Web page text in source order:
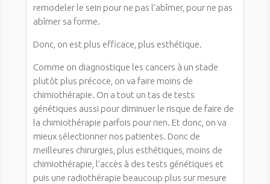
remodeler le sein pour ne pas l’abîmer, pour ne pas
abîmer sa forme.
Donc, on est plus efficace, plus esthétique.
Comme on diagnostique les cancers à un stade
plutôt plus précoce, on va faire moins de
chimiothérapie. On a tout un tas de tests
génétiques aussi pour diminuer le risque de faire de
la chimiothérapie parfois pour rien. Et donc, on va
mieux sélectionner nos patientes. Donc de
meilleures chirurgies, plus esthétiques, moins de
chimiothérapie, l’accès à des tests génétiques et
puis une radiothérapie beaucoup plus sur mesure